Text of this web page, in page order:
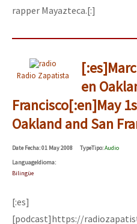
rapper Mayazteca.[:]
Radio Zapatista
en
Francisco[:en]May
Oakland and San
DateFecha: 01 May 2008 TypeTipo:Audio
LanguageIdioma:
Bilingüe
[:es]
[podcast]https://